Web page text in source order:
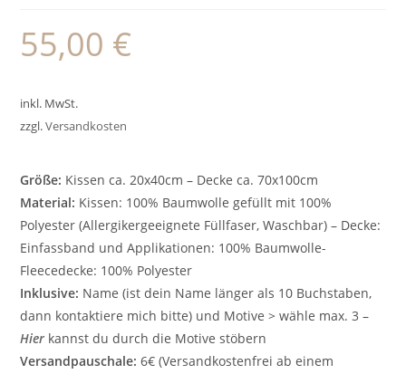
55,00 €
inkl. MwSt.
zzgl.Versandkosten
Größe: Kissen ca. 20x40cm – Decke ca. 70x100cm
Material: Kissen: 100% Baumwolle gefüllt mit 100%
Polyester (Allergikergeeignete Füllfaser, Waschbar) – Decke:
Einfassband und Applikationen: 100% Baumwolle-
Fleecedecke: 100% Polyester
Inklusive: Name (ist dein Name länger als 10 Buchstaben,
dann kontaktiere mich bitte) und Motive > wähle max. 3 –
Hier kannst du durch die Motive stöbern
Versandpauschale: 6€ (Versandkostenfrei ab einem